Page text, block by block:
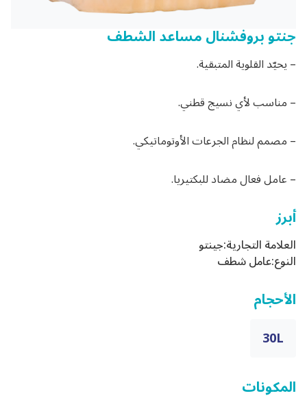
جنتو بروفشنال مساعد الشطف
– يحيّد القلوية المتبقية.
– مناسب لأي نسيج قطني.
– مصمم لنظام الجرعات الأوتوماتيكي.
– عامل فعال مضاد للبكتيريا.
أبرز
العلامة التجارية:جينتو
النوع:عامل شطف
الأحجام
30L
المكونات